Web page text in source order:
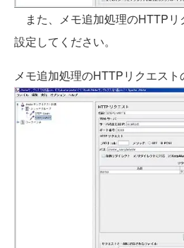
また、メモ追加処理のHTTPリ
設定してください。
メモ追加処理のHTTPリクエスト